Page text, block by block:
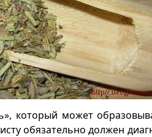
который может
обязательно должен